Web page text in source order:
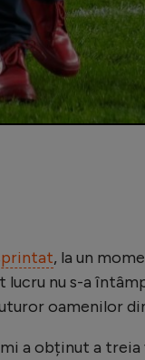
, la un
lucru nu s-a
oamenilor
a obținut a